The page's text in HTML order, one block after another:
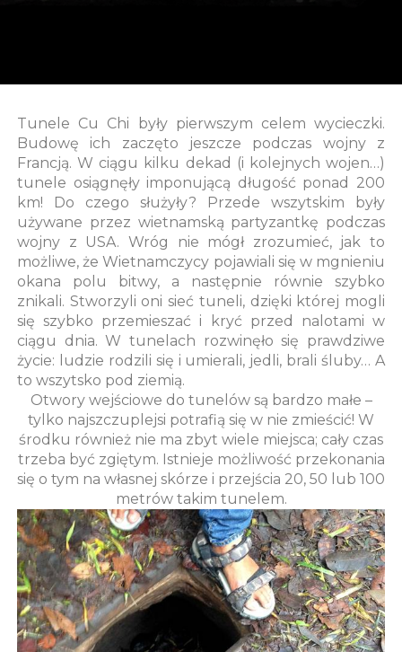
Tunele Cu Chi były pierwszym celem wycieczki.
Budowę ich zaczęto jeszcze podczas wojny z
Francją. W ciągu kilku dekad (i kolejnych wojen…)
tunele osiągnęły imponującą długość ponad 200
km! Do czego służyły? Przede wszytskim były
używane przez wietnamską partyzantkę podczas
wojny z USA. Wróg nie mógł zrozumieć, jak to
możliwe, że Wietnamczycy pojawiali się w mgnieniu
okana polu bitwy, a następnie równie szybko
znikali. Stworzyli oni sieć tuneli, dzięki której mogli
się szybko przemieszać i kryć przed nalotami w
ciągu dnia. W tunelach rozwinęło się prawdziwe
życie: ludzie rodzili się i umierali, jedli, brali śluby… A
to wszytsko pod ziemią.
Otwory wejściowe do tunelów są bardzo małe –
tylko najszczuplejsi potrafią się w nie zmieścić! W
środku również nie ma zbyt wiele miejsca; cały czas
trzeba być zgiętym. Istnieje możliwość przekonania
się o tym na własnej skórze i przejścia 20, 50 lub 100
metrów takim tunelem.